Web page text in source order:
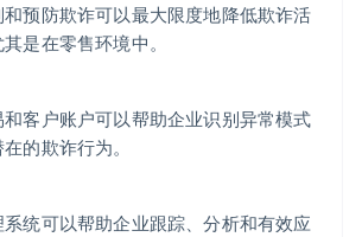
预防欺诈可以最大限度地降低欺诈活
是在零售环境中。
客户账户可以帮助企业识别异常模式
的欺诈行为。
统可以帮助企业跟踪、分析和有效应